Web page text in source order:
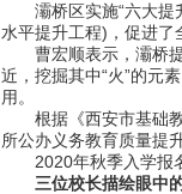
灞桥区实施“六大提升
水平提升工程)，促进了
曹宏顺表示，灞桥提
近，挖掘其中“火”的元
用。
根据《西安市基础教
所公办义务教育质量提
2020年秋季入学报名
三位校长描绘眼中